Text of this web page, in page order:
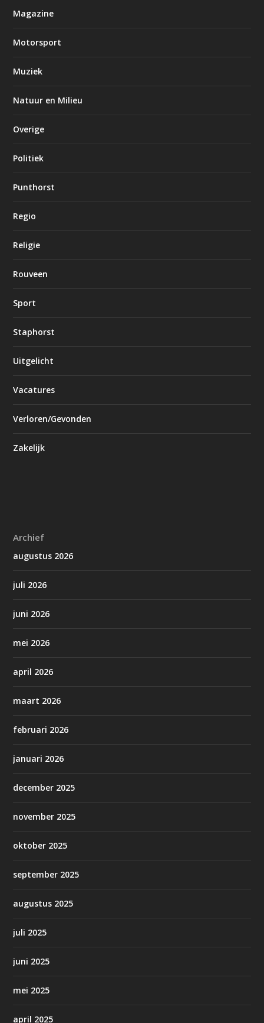
Magazine
Motorsport
Muziek
Natuur en Milieu
Overige
Politiek
Punthorst
Regio
Religie
Rouveen
Sport
Staphorst
Uitgelicht
Vacatures
Verloren/Gevonden
Zakelijk
Archief
augustus 2026
juli 2026
juni 2026
mei 2026
april 2026
maart 2026
februari 2026
januari 2026
december 2025
november 2025
oktober 2025
september 2025
augustus 2025
juli 2025
juni 2025
mei 2025
april 2025